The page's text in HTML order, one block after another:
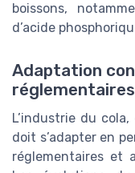
boissons,
d’acide
Adaptation
réglementaires
L’industrie du cola,
doit s’adapter en
réglementaires et